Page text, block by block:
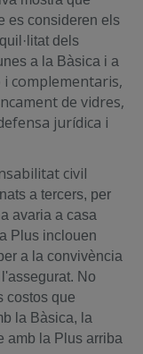
es consideren els
dels
a la Bàsica i a
i complementaris,
de vidres,
jurídica i
civil
a tercers, per
avaria a casa
Plus inclouen
a la convivència
No
costos que
la Bàsica, la
amb la Plus arriba